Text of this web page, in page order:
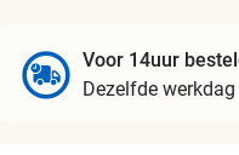
Voor 14uur
Dezelfde